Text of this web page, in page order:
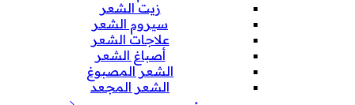
زيت الشعر
سيروم الشعر
علاجات الشعر
أصباغ الشعر
الشعر المصبوغ
الشعر المجعد